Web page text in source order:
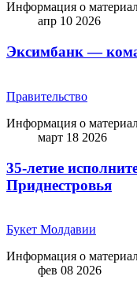
Информация о
апр 10 2026
Эксимбанк —
Правительство
Информация о
март 18 2026
35-летие
Приднестровья
Букет Молдавии
Информация о
фев 08 2026